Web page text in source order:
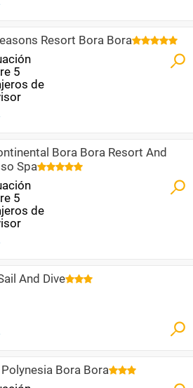
Resort Bora Bora
Bora Bora Resort And
Spa
And Dive
Bora Bora